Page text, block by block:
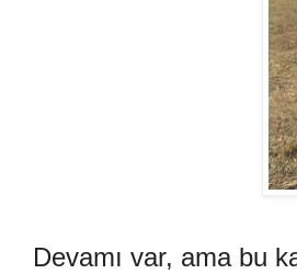
Devamı var, ama bu